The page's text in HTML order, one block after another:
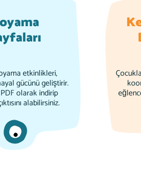
etkinlikleri,
gücünü geliştirir.
olarak indirip
alabilirsiniz.